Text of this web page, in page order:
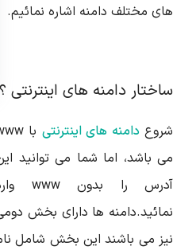
مختلف دامنه اشاره نمائیم.
دامنه های اینترنتی ؟
دامنه های اینترنتی
با www
باشد، اما شما می توانید این
آدرس را بدون www وارد
ها دارای بخش دومی
می باشند این بخش شامل نام